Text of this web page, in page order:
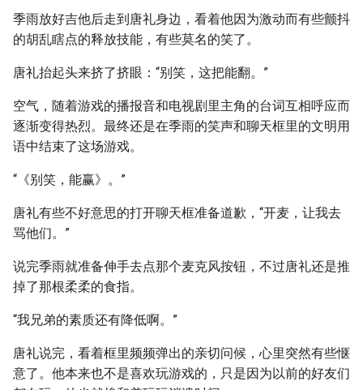
季雨放好吉他后走到唐礼身边，看着他因为激动而有些颤抖
的胡乱瞎点的释放技能，有些莫名的笑了。
唐礼抬起头来挤了挤眼：“别笑，这把能翻。”
空气，随着游戏的播报音和电视剧里主角的台词互相呼应而
逐渐变得热烈。最终还是在季雨的笑声和聊天框里的文明用
语中结束了这场游戏。
“《别笑，能赢》。”
唐礼有些不好意思的打开聊天框准备道歉，“开麦，让我去
骂他们。”
说完季雨就准备伸手去点那个麦克风按钮，不过唐礼还是推
掉了那根柔柔的食指。
“我兄弟的素质还有降低啊。”
唐礼说完，看着框里频频弹出的亲切问候，心里突然有些惬
意了。他本来也不是喜欢玩游戏的，只是因为以前的好友们